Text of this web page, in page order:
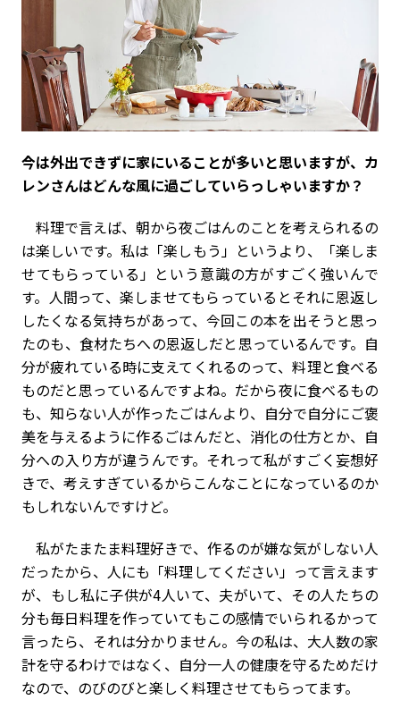
――今は外出できずに家にいることが多いと思いますが、カ
レンさんはどんな風に過ごしていらっしゃいますか？
料理で言えば、朝から夜ごはんのことを考えられるの
は楽しいです。私は「楽しもう」というより、「楽しま
せてもらっている」という意識の方がすごく強いんで
す。人間って、楽しませてもらっているとそれに恩返し
したくなる気持ちがあって、今回この本を出そうと思っ
たのも、食材たちへの恩返しだと思っているんです。自
分が疲れている時に支えてくれるのって、料理と食べる
ものだと思っているんですよね。だから夜に食べるもの
も、知らない人が作ったごはんより、自分で自分にご褒
美を与えるように作るごはんだと、消化の仕方とか、自
分への入り方が違うんです。それって私がすごく妄想好
きで、考えすぎているからこんなことになっているのか
もしれないんですけど。
私がたまたま料理好きで、作るのが嫌な気がしない人
だったから、人にも「料理してください」って言えます
が、もし私に子供が4人いて、夫がいて、その人たちの
分も毎日料理を作っていてもこの感情でいられるかって
言ったら、それは分かりません。今の私は、大人数の家
計を守るわけではなく、自分一人の健康を守るためだけ
なので、のびのびと楽しく料理させてもらってます。